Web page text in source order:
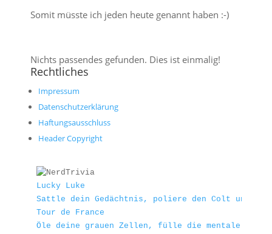
Somit müsste ich jeden heute genannt haben :-)
Nichts passendes gefunden. Dies ist einmalig!
Rechtliches
Impressum
Datenschutzerklärung
Haftungsausschluss
Header Copyright
Lucky Luke
Sattle dein Gedächtnis, poliere den Colt und
Tour de France
Öle deine grauen Zellen, fülle die mentale